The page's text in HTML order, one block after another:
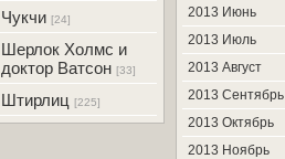
Чукчи [24]
Шерлок Холмс и
доктор Ватсон [33]
Штирлиц [225]
2013 Июнь
2013 Июль
2013 Август
2013 Сентябрь
2013 Октябрь
2013 Ноябрь